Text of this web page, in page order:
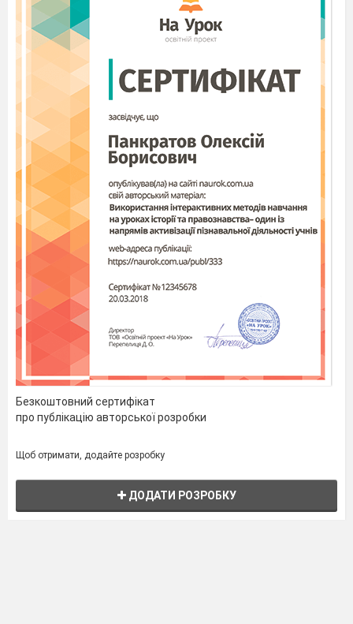
Безкоштовний сертифікат
про публікацію авторської розробки
Щоб отримати, додайте розробку
ДОДАТИ РОЗРОБКУ